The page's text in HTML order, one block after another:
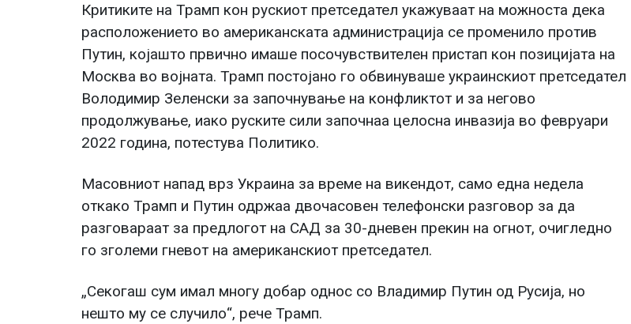
Критиките на Трамп кон рускиот претседател укажуваат на можноста дека
расположението во американската администрација се променило против
Путин, којашто првично имаше посочувствителен пристап кон позицијата на
Москва во војната. Трамп постојано го обвинуваше украинскиот претседател
Володимир Зеленски за започнување на конфликтот и за негово
продолжување, иако руските сили започнаа целосна инвазија во февруари
2022 година, потестува Политико.
Масовниот напад врз Украина за време на викендот, само една недела
откако Трамп и Путин одржаа двочасовен телефонски разговор за да
разговараат за предлогот на САД за 30-дневен прекин на огнот, очигледно
го зголеми гневот на американскиот претседател.
„Секогаш сум имал многу добар однос со Владимир Путин од Русија, но
нешто му се случило“, рече Трамп.